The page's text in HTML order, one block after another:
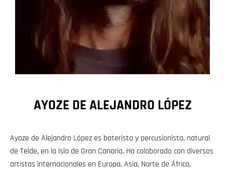
AYOZE DE ALEJANDRO LÓPEZ
Ayoze de Alejandro López es baterista y percusionista, natural
de Telde, en la isla de Gran Canaria. Ha colaborado con diversos
artistas internacionales en Europa, Asia, Norte de África,